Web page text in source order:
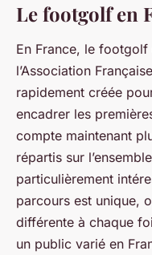
Le footgolf en
En France, le
l’Association
rapidement créée
encadrer les
compte maintenant
répartis sur
particulièrement
parcours est unique,
différente à chaque
un public varié en